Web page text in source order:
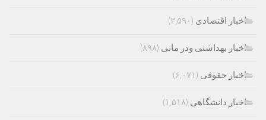
اخبار اقتصادی (۳,۵۹۰)
اخبار بهداشتی ودر مانی (۸۹۸)
اخبار حقوقی (۶,۰۷۱)
اخبار دانشگاهی (۱,۵۱۸)